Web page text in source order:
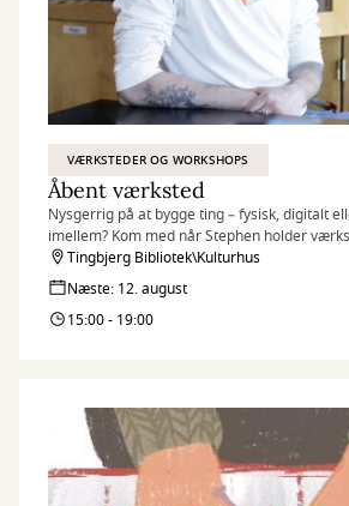
VÆRKSTEDER OG WORKSHOPS
Åbent værksted
Nysgerrig på at bygge ting – fysisk, digitalt
imellem? Kom med når Stephen holder
om måneden
Tingbjerg Bibliotek\Kulturhus
Næste: 12. august
15:00 - 19:00